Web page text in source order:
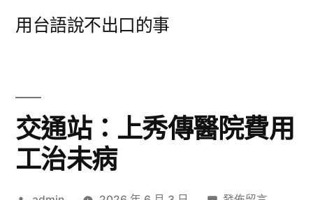
用台語說不出口的事
交通站：上秀傳醫院費用
工治未病